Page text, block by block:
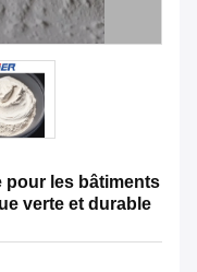
pour les bâtiments
verte et durable